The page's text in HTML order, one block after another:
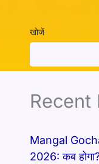
खोजें
Recent
Mangal
2026: कब